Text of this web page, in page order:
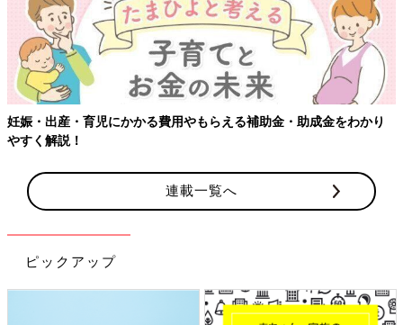
妊娠・出産・育児にかかる費用やもらえる補助金・助成金をわかり
やすく解説！
連載一覧へ
ピックアップ